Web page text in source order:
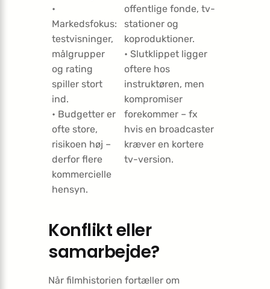
•
Markedsfokus:
testvisninger,
målgrupper
og rating
spiller stort
ind.
• Budgetter er
ofte store,
risikoen høj –
derfor flere
kommercielle
hensyn.
offentlige fonde, tv-
stationer og
koproduktioner.
• Slutklippet ligger
oftere hos
instruktøren, men
kompromiser
forekommer – fx
hvis en broadcaster
kræver en kortere
tv-version.
Konflikt eller
samarbejde?
Når filmhistorien fortæller om